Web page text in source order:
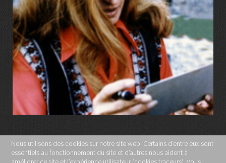
LIRE LA SUITE
MENTIONS LÉGALES
Nous utilisons des cookies sur notre site web. Certains d’entre eux sont
essentiels au fonctionnement du site et d’autres nous aident à